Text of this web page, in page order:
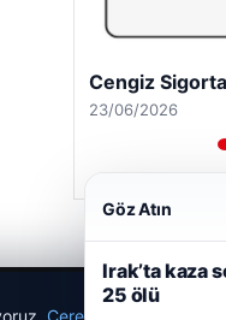
Cengiz Sigorta
23/06/2026
Çerez Politikamız
Göz Atın
Irak’ta kaza
25 ölü